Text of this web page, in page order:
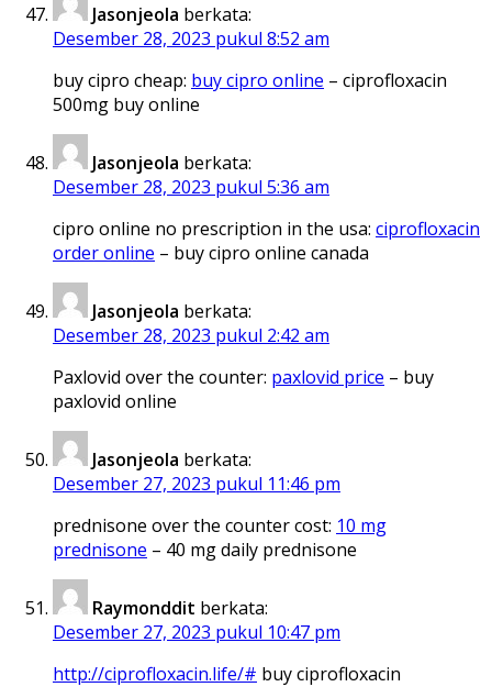
Jasonjeola berkata:
Desember 28, 2023 pukul 8:52 am
buy cipro cheap: buy cipro online – ciprofloxacin
500mg buy online
Jasonjeola berkata:
Desember 28, 2023 pukul 5:36 am
cipro online no prescription in the usa: ciprofloxacin
order online – buy cipro online canada
Jasonjeola berkata:
Desember 28, 2023 pukul 2:42 am
Paxlovid over the counter: paxlovid price – buy
paxlovid online
Jasonjeola berkata:
Desember 27, 2023 pukul 11:46 pm
prednisone over the counter cost: 10 mg
prednisone – 40 mg daily prednisone
Raymonddit berkata:
Desember 27, 2023 pukul 10:47 pm
http://ciprofloxacin.life/# buy ciprofloxacin